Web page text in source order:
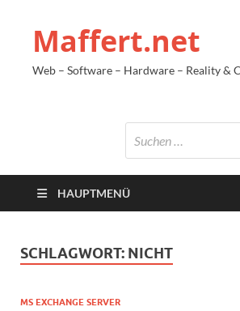
Maffert.net
Web – Software – Hardware – Reality &
HAUPTMENÜ
SCHLAGWORT: NICHT
MS EXCHANGE SERVER